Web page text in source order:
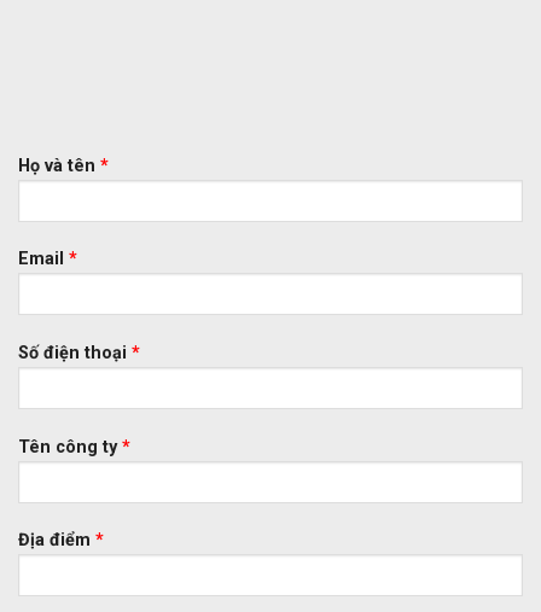
Họ và tên *
Email *
Số điện thoại *
Tên công ty*
Địa điểm *